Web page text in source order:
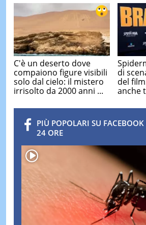
C'è un deserto dove
compaiono figure visibili
solo dal cielo: il mistero
irrisolto da 2000 anni ...
di
del
anche
PIÙ POPOLARI SU
24 ORE